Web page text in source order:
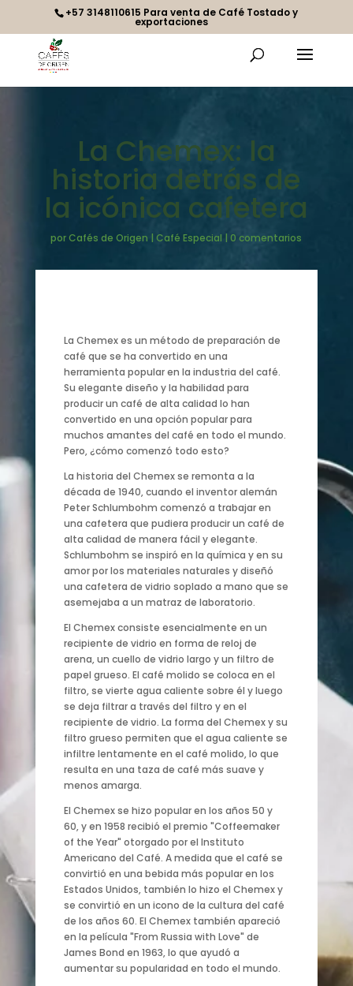
+57 3148110615 Para venta de Café Tostado y
exportaciones
La Chemex: la
historia detrás de
la icónica cafetera
porCafés de Origen | Café Especial |0 comentarios
La Chemex es un método de preparación de
café que se ha convertido en una
herramienta popular en la industria del café.
Su elegante diseño y la habilidad para
producir un café de alta calidad lo han
convertido en una opción popular para
muchos amantes del café en todo el mundo.
Pero, ¿cómo comenzó todo esto?
La historia del Chemex se remonta a la
década de 1940, cuando el inventor alemán
Peter Schlumbohm comenzó a trabajar en
una cafetera que pudiera producir un café de
alta calidad de manera fácil y elegante.
Schlumbohm se inspiró en la química y en su
amor por los materiales naturales y diseñó
una cafetera de vidrio soplado a mano que se
asemejaba a un matraz de laboratorio.
El Chemex consiste esencialmente en un
recipiente de vidrio en forma de reloj de
arena, un cuello de vidrio largo y un filtro de
papel grueso. El café molido se coloca en el
filtro, se vierte agua caliente sobre él y luego
se deja filtrar a través del filtro y en el
recipiente de vidrio. La forma del Chemex y su
filtro grueso permiten que el agua caliente se
infiltre lentamente en el café molido, lo que
resulta en una taza de café más suave y
menos amarga.
El Chemex se hizo popular en los años 50 y
60, y en 1958 recibió el premio "Coffeemaker
of the Year" otorgado por el Instituto
Americano del Café. A medida que el café se
convirtió en una bebida más popular en los
Estados Unidos, también lo hizo el Chemex y
se convirtió en un icono de la cultura del café
de los años 60. El Chemex también apareció
en la película "From Russia with Love" de
James Bond en 1963, lo que ayudó a
aumentar su popularidad en todo el mundo.